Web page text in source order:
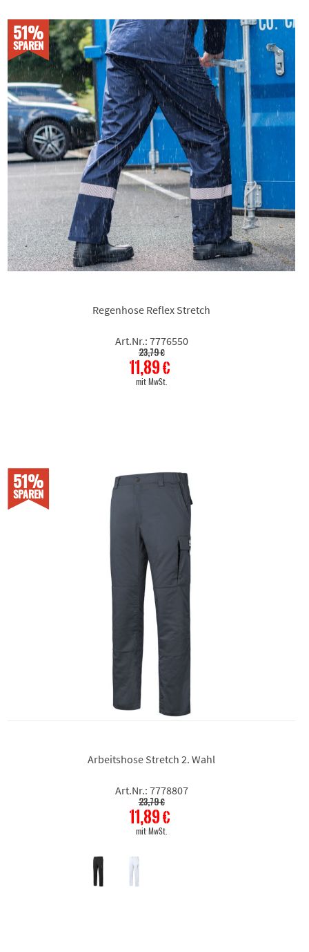
51%
SPAREN
Regenhose Reflex Stretch
Art.Nr.: 7776550
23,79 €
11,89 €
mit MwSt.
51%
SPAREN
Arbeitshose Stretch 2. Wahl
Art.Nr.: 7778807
23,79 €
11,89 €
mit MwSt.